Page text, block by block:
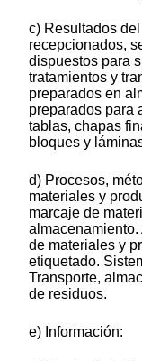
c) Resultados
recepcionados,
dispuestos para
tratamientos y
preparados en
preparados para
tablas, chapas
bloques y
d) Procesos,
materiales y
marcaje de
de materiales y
etiquetado.
Transporte,
de residuos.
e) Información: